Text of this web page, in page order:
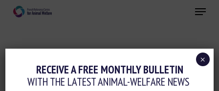
Menu
Animal welfare assessment and labelling
RECEIVE A FREE MONTHLY BULLETIN
WITH THE LATEST ANIMAL-WELFARE NEWS
×